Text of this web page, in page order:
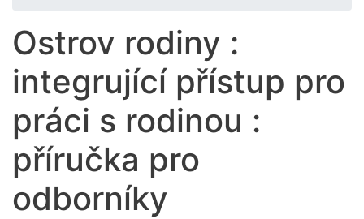
Ostrov rodiny :
integrující přístup pro
práci s rodinou :
příručka pro
odborníky